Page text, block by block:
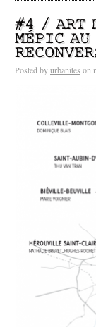
#4 / ART
MÉPIC
Posted byurbanites on